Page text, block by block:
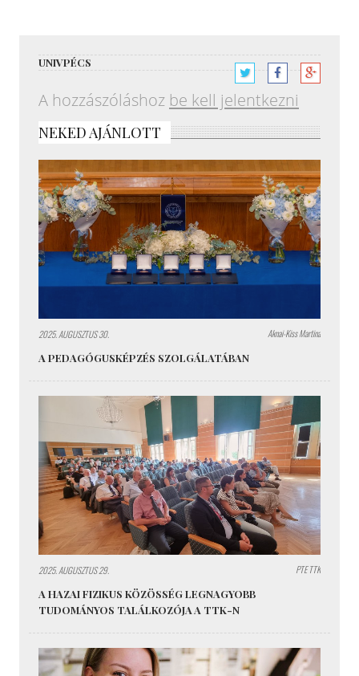
UNIVPÉCS
A hozzászóláshoz be kell jelentkezni
NEKED AJÁNLOTT
2025. AUGUSZTUS 30. Aknai-Kiss Martina
A PEDAGÓGUSKÉPZÉS SZOLGÁLATÁBAN
2025. AUGUSZTUS 29. PTE TTK
A HAZAI FIZIKUS KÖZÖSSÉG LEGNAGYOBB
TUDOMÁNYOS TALÁLKOZÓJA A TTK-N